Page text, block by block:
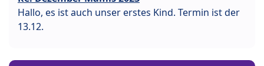
Hallo, es ist auch unser erstes Kind. Termin ist der
13.12.